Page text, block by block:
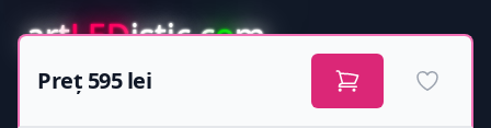
Preț 595 lei
artLEDistic.com
FacebookInstagramWhatsapp